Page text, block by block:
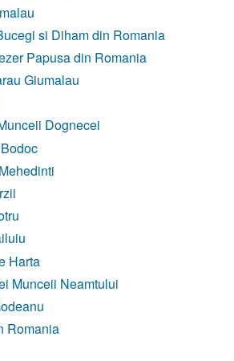
si Diham din Romania
Papusa din Romania
Giumalau
Dognecei
Harta
Munceii Neamtului
Romania